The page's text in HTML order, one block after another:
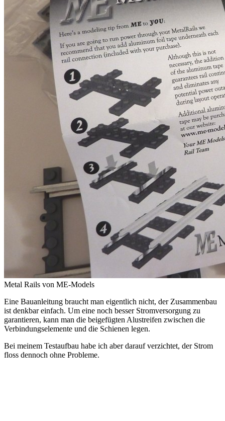
Metal Rails von ME-Models
Eine Bauanleitung braucht man eigentlich nicht, der Zusammenbau
ist denkbar einfach. Um eine noch besser Stromversorgung zu
garantieren, kann man die beigefügten Alustreifen zwischen die
Verbindungselemente und die Schienen legen.
Bei meinem Testaufbau habe ich aber darauf verzichtet, der Strom
floss dennoch ohne Probleme.